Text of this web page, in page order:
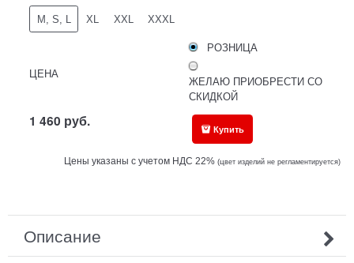
M, S, L XL XXL XXXL
ЦЕНА
РОЗНИЦА
ЖЕЛАЮ ПРИОБРЕСТИ СО
СКИДКОЙ
1 460 руб. Купить
Цены указаны с учетом НДС 22%(цвет изделий не регламентируется)
Описание